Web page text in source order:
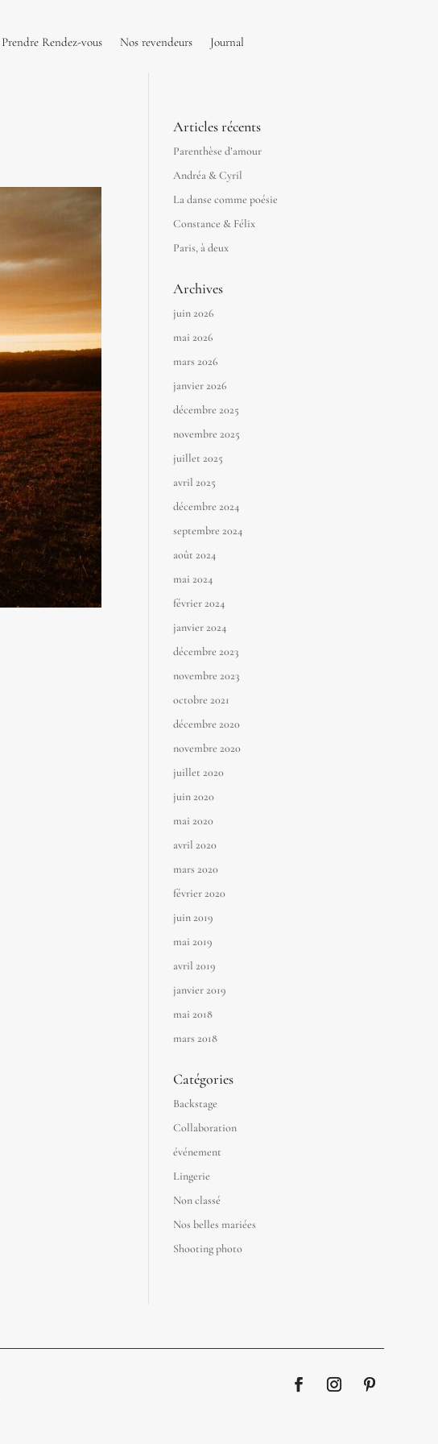
Prendre Rendez-vous Nos revendeurs Journal
Articles récents
Parenthèse d’amour
Andréa & Cyril
La danse comme poésie
Constance & Félix
Paris, à deux
Archives
juin 2026
mai 2026
mars 2026
janvier 2026
décembre 2025
novembre 2025
juillet 2025
avril 2025
décembre 2024
septembre 2024
août 2024
mai 2024
février 2024
janvier 2024
décembre 2023
novembre 2023
octobre 2021
décembre 2020
novembre 2020
juillet 2020
juin 2020
mai 2020
avril 2020
mars 2020
février 2020
juin 2019
mai 2019
avril 2019
janvier 2019
mai 2018
mars 2018
Catégories
Backstage
Collaboration
événement
Lingerie
Non classé
Nos belles mariées
Shooting photo